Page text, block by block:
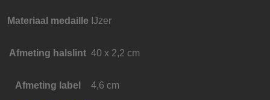
Materiaal medaille IJzer
Afmeting halslint 40 x 2,2 cm
Afmeting label 4,6 cm